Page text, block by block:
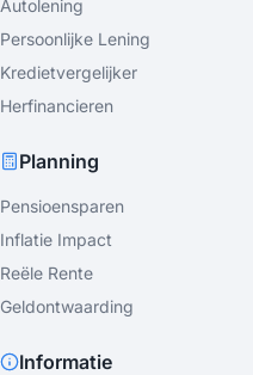
Autolening
Persoonlijke Lening
Kredietvergelijker
Herfinancieren
Planning
Pensioensparen
Inflatie Impact
Reële Rente
Geldontwaarding
Informatie